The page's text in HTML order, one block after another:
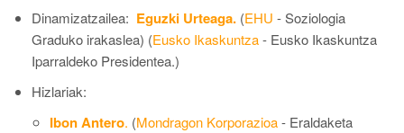
Dinamizatzailea: Eguzki Urteaga. (EHU - Soziologia
Graduko irakaslea) (Eusko Ikaskuntza- Eusko Ikaskuntza
Iparraldeko Presidentea.)
Hizlariak:
Ibon Antero. (Mondragon Korporazioa- Eraldaketa